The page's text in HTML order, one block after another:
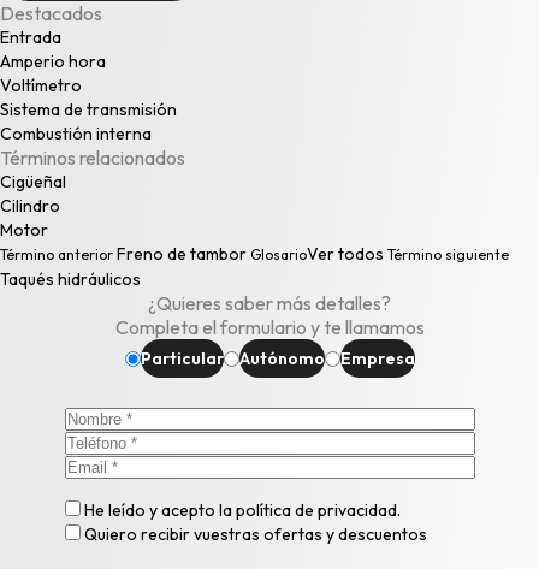
Destacados
Entrada
Amperio hora
Voltímetro
Sistema de transmisión
Combustión interna
Términos relacionados
Cigüeñal
Cilindro
Motor
Término anterior Freno de tambor GlosarioVer todos Término siguiente
Taqués hidráulicos
¿Quieres saber más detalles?
Completa el formulario y te llamamos
Particular Autónomo Empresa
He leído y acepto lapolítica de privacidad.
Quiero recibir vuestras ofertas y descuentos